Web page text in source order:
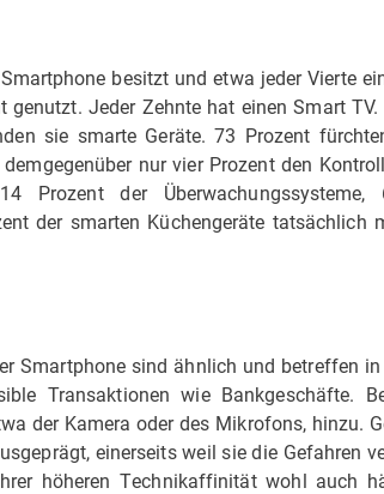
besitzt und etwa jeder Vierte
Jeder Zehnte hat einen Smart
sie smarte Geräte. 73 Prozent
nur vier Prozent den
Prozent der
der smarten Küchengeräte tatsächlich
Smartphone sind ähnlich und betreffen
Transaktionen wie Bankgeschäfte.
der Kamera oder des Mikrofons, hinzu.
einerseits weil sie die Gefahren
höheren Technikaffinität wohl auch